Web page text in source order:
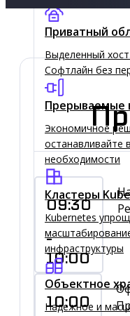
Приватный
Выделенный
Софтлайн без
Прерываемые
Экономичное
останавливайте
необходимости
Кластеры
Kubernetes
инфраструктуры
Объектное
Надежное и
09:30
-
10:00
10:00